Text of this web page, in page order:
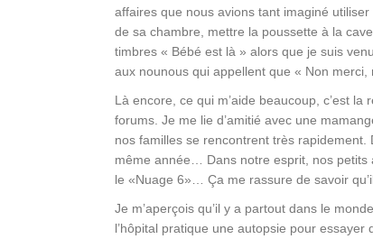
affaires que nous avions tant imaginé
de sa chambre, mettre la poussette à la
timbres « Bébé est là » alors que je suis
aux nounous qui appellent que « Non merci,
Là encore, ce qui m’aide beaucoup, c’est
forums. Je me lie d’amitié avec une
nos familles se rencontrent très
même année… Dans notre esprit, nos petits
le «Nuage 6»… Ça me rassure de savoir
Je m’aperçois qu’il y a partout dans le
l’hôpital pratique une autopsie pour essayer